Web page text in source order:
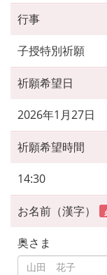
行事
子授特別祈願
祈願希望日
2026年1月27日
祈願希望時間
14:30
お名前（漢字）
奥さま